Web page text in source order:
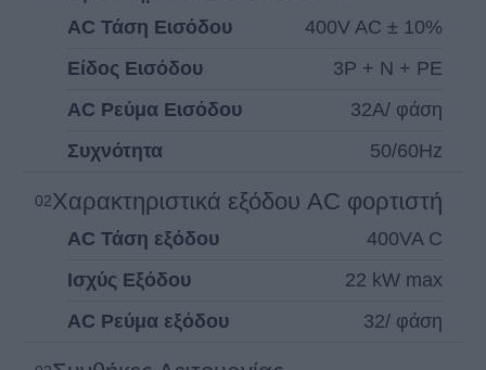
AC Τάση Εɩσόδου
400V AC ± 10%
Είδος Εɩσόδου
3P + N + PE
AC Ρεύμα Εɩσόδου
32Α/ φάση
Συχνότητα
50/60Ηz
02Χαρακτηρɩστɩκά εξόδου AC φορτɩστή
AC Τάση εξόδου
400VA C
Ισχύς Εξόδου
22 kW max
AC Ρεύμα εξόδου
32/ φάση